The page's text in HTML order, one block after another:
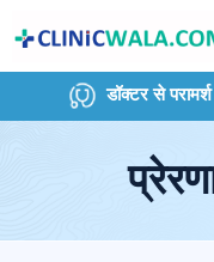
डॉक्टर से परामर्श